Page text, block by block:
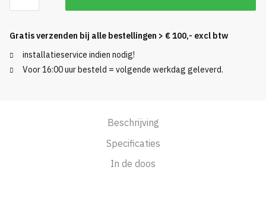
vouwmachine
aantal
Gratis verzenden bij alle bestellingen > € 100,- excl btw
installatieservice indien nodig!
Voor 16:00 uur besteld = volgende werkdag geleverd.
Beschrijving
Specificaties
In de doos